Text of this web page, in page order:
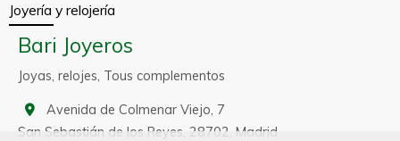
Joyería y relojería
Bari Joyeros
Joyas, relojes, Tous complementos
Avenida de Colmenar Viejo, 7
San Sebastián de los Reyes, 28702, Madrid